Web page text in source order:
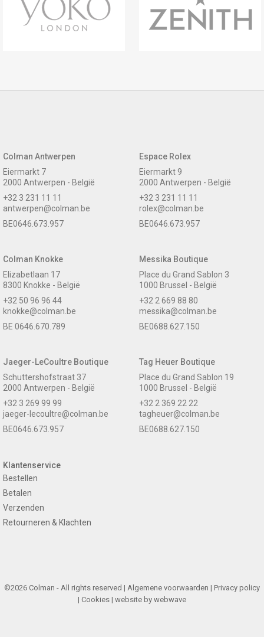
Colman Antwerpen
Eiermarkt 7
2000 Antwerpen - België
+32 3 231 11 11
antwerpen@colman.be
BE0646.673.957
Espace Rolex
Eiermarkt 9
2000 Antwerpen - België
+32 3 231 11 11
rolex@colman.be
BE0646.673.957
Colman Knokke
Elizabetlaan 17
8300 Knokke - België
+32 50 96 96 44
knokke@colman.be
BE 0646.670.789
Messika Boutique
Place du Grand Sablon 3
1000 Brussel - België
+32 2 669 88 80
messika@colman.be
BE0688.627.150
Jaeger-LeCoultre Boutique
Schuttershofstraat 37
2000 Antwerpen - België
+32 3 269 99 99
jaeger-lecoultre@colman.be
BE0646.673.957
Tag Heuer Boutique
Place du Grand Sablon 19
1000 Brussel - België
+32 2 369 22 22
tagheuer@colman.be
BE0688.627.150
Klantenservice
Bestellen
Betalen
Verzenden
Retourneren & Klachten
©2026 Colman - All rights reserved | Algemene voorwaarden | Privacy policy
| Cookies | website by webwave